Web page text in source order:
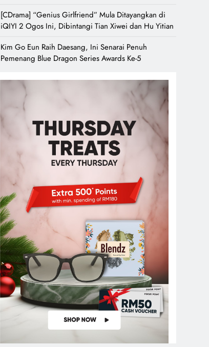
[CDrama] “Genius Girlfriend” Mula Ditayangkan di
iQIYI 2 Ogos Ini, Dibintangi Tian Xiwei dan Hu Yitian
Kim Go Eun Raih Daesang, Ini Senarai Penuh
Pemenang Blue Dragon Series Awards Ke-5